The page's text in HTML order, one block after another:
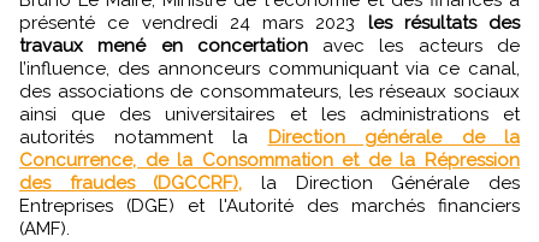
présenté ce vendredi 24 mars 2023 les résultats des
travaux mené en concertationavec les acteurs de
l’influence, des annonceurs communiquant via ce canal,
des associations de consommateurs, les réseaux sociaux
ainsi que des universitaires et les administrations et
autorités notamment la
Direction générale de la
Concurrence, de la Consommation et de la Répression
des fraudes (DGCCRF), la Direction Générale des
Entreprises (DGE) et l'Autorité des marchés financiers
(AMF).